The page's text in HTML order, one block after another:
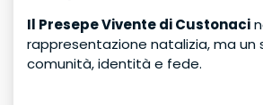
Il Presepe Vivente di Custonaci
rappresentazione natalizia, ma un
comunità, identità e fede.